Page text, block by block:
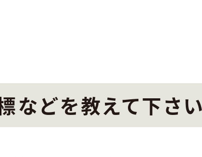
などを教えて下さ